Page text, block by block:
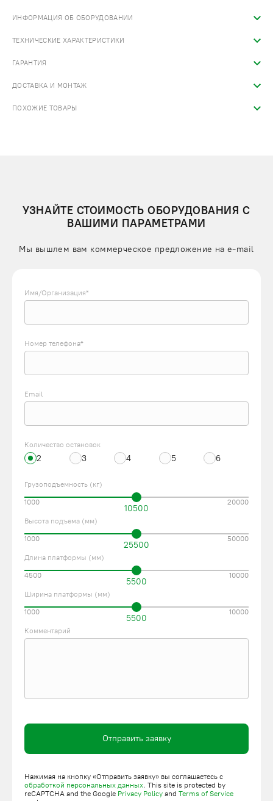
ИНФОРМАЦИЯ ОБ ОБОРУДОВАНИИ
ТЕХНИЧЕСКИЕ ХАРАКТЕРИСТИКИ
ГАРАНТИЯ
ДОСТАВКА И МОНТАЖ
ПОХОЖИЕ ТОВАРЫ
УЗНАЙТЕ СТОИМОСТЬ ОБОРУДОВАНИЯ С
ВАШИМИ ПАРАМЕТРАМИ
Мы вышлем вам коммерческое предложение на e-mail
Имя/Организация*
Номер телефона*
Email
Количество остановок
2 3 4 5 6
Грузоподъемность (кг)
10500
1000 20000
Высота подъема (мм)
25500
1000 50000
Длина платформы (мм)
5500
4500 10000
Ширина платформы (мм)
5500
1000 10000
Комментарий
Отправить заявку
Нажимая на кнопку «Отправить заявку» вы соглашаетесь с
обработкой персональных данных. This site is protected by
reCAPTCHA and the Google Privacy Policy and Terms of Service